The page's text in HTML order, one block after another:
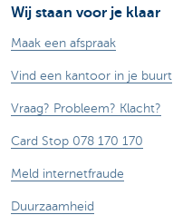
Wij staan voor je klaar
Maak een afspraak
Vind een kantoor in je buurt
Vraag? Probleem? Klacht?
Card Stop 078 170 170
Meld internetfraude
Duurzaamheid